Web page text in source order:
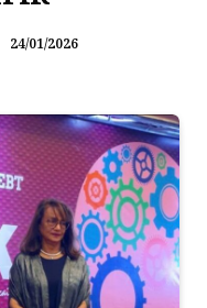
24/01/2026